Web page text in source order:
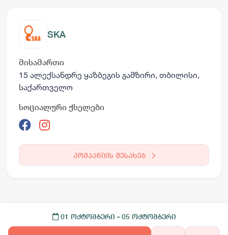
SKA
მისამართი
15 ალექსანდრე ყაზბეგის გამზირი, თბილისი,
საქართველო
სოციალური ქსელები
კომპანიის შესახებ
01 ოქტომბერი - 05 ოქტომბერი